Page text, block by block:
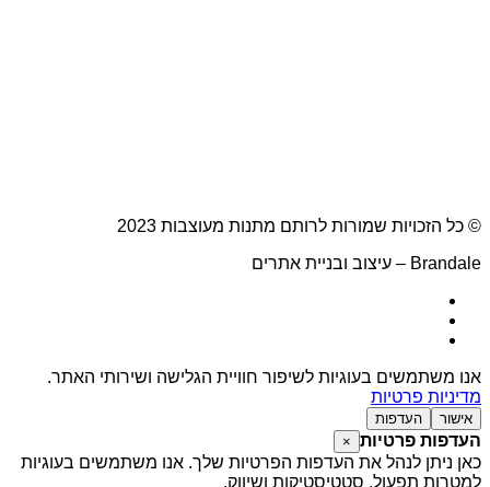
© כל הזכויות שמורות לרותם מתנות מעוצבות 2023
Brandale – עיצוב ובניית אתרים
אנו משתמשים בעוגיות לשיפור חוויית הגלישה ושירותי האתר.
מדיניות פרטיות
אישור העדפות
העדפות פרטיות ×
כאן ניתן לנהל את העדפות הפרטיות שלך. אנו משתמשים בעוגיות
למטרות תפעול, סטטיסטיקות ושיווק.